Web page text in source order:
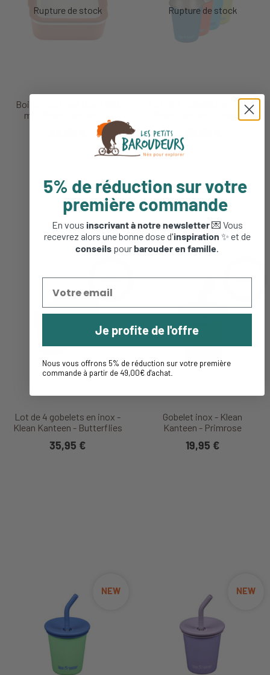
Boite inox Food Box - 680
ml - Klean Kanteen -...
Lot de 4 gobelets en inox -
Klean Kanteen - Dragon...
Lot de 4 gobelets en inox -
Klean Kanteen - Butterflies
NEW
35,95 €
Gobelet inox - Klean
Kanteen - Primrose
NEW
19,95 €
NEW NEW
5% de réduction sur votre
première commande
En vous inscrivant à notre newsletter💌 Vous
recevrez alors une bonne dose d'inspiration ✨ et de
conseils pourbarouder en famille.
Je profite de l'offre
Nous vous offrons 5% de réduction sur votre première
commande à partir de 49,00€ d'achat.